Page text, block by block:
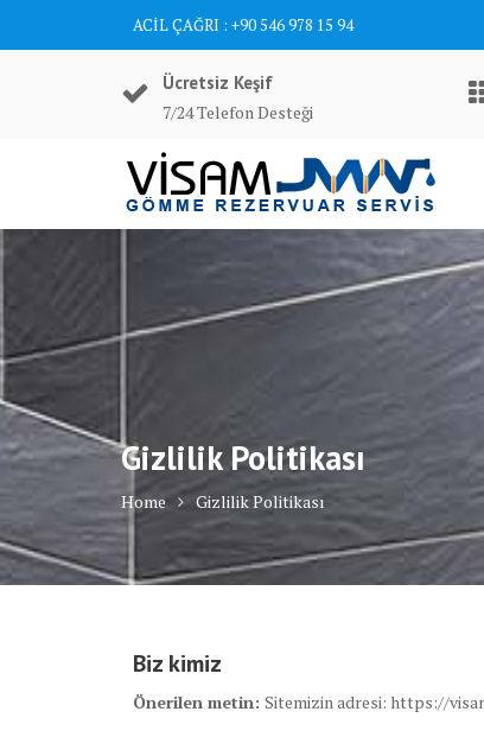
ACİL ÇAĞRI : +90 546 978 15 94
Ücretsiz Keşif
7/24 Telefon Desteği
Gizlilik Politikası
Home Gizlilik Politikası
Biz kimiz
Önerilen metin: Sitemizin adresi: https://